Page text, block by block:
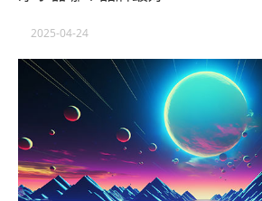
2025-04-24